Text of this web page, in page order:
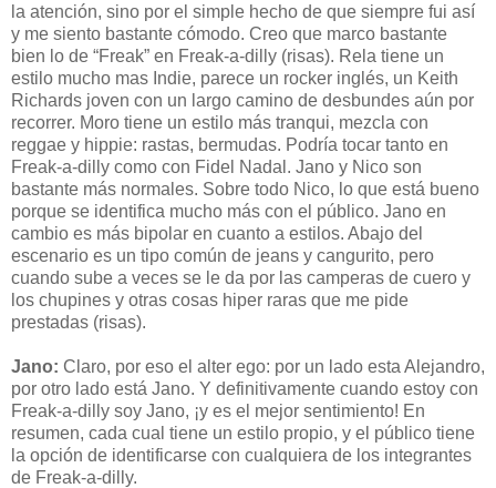
la atención, sino por el simple hecho de que siempre fui así
y me siento bastante cómodo. Creo que marco bastante
bien lo de “Freak” en Freak-a-dilly (risas). Rela tiene un
estilo mucho mas Indie, parece un rocker inglés, un Keith
Richards joven con un largo camino de desbundes aún por
recorrer. Moro tiene un estilo más tranqui, mezcla con
reggae y hippie: rastas, bermudas. Podría tocar tanto en
Freak-a-dilly como con Fidel Nadal. Jano y Nico son
bastante más normales. Sobre todo Nico, lo que está bueno
porque se identifica mucho más con el público. Jano en
cambio es más bipolar en cuanto a estilos. Abajo del
escenario es un tipo común de jeans y cangurito, pero
cuando sube a veces se le da por las camperas de cuero y
los chupines y otras cosas hiper raras que me pide
prestadas (risas).
Jano: Claro, por eso el alter ego: por un lado esta Alejandro,
por otro lado está Jano. Y definitivamente cuando estoy con
Freak-a-dilly soy Jano, ¡y es el mejor sentimiento! En
resumen, cada cual tiene un estilo propio, y el público tiene
la opción de identificarse con cualquiera de los integrantes
de Freak-a-dilly.